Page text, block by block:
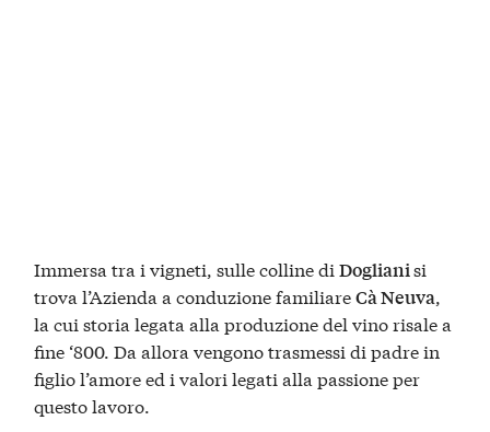
Immersa tra i vigneti, sulle colline diDoglianisi
trova l’Azienda a conduzione familiareCà Neuva,
la cui storia legata alla produzione del vino risale a
fine ‘800. Da allora vengono trasmessi di padre in
figlio l’amore ed i valori legati alla passione per
questo lavoro.